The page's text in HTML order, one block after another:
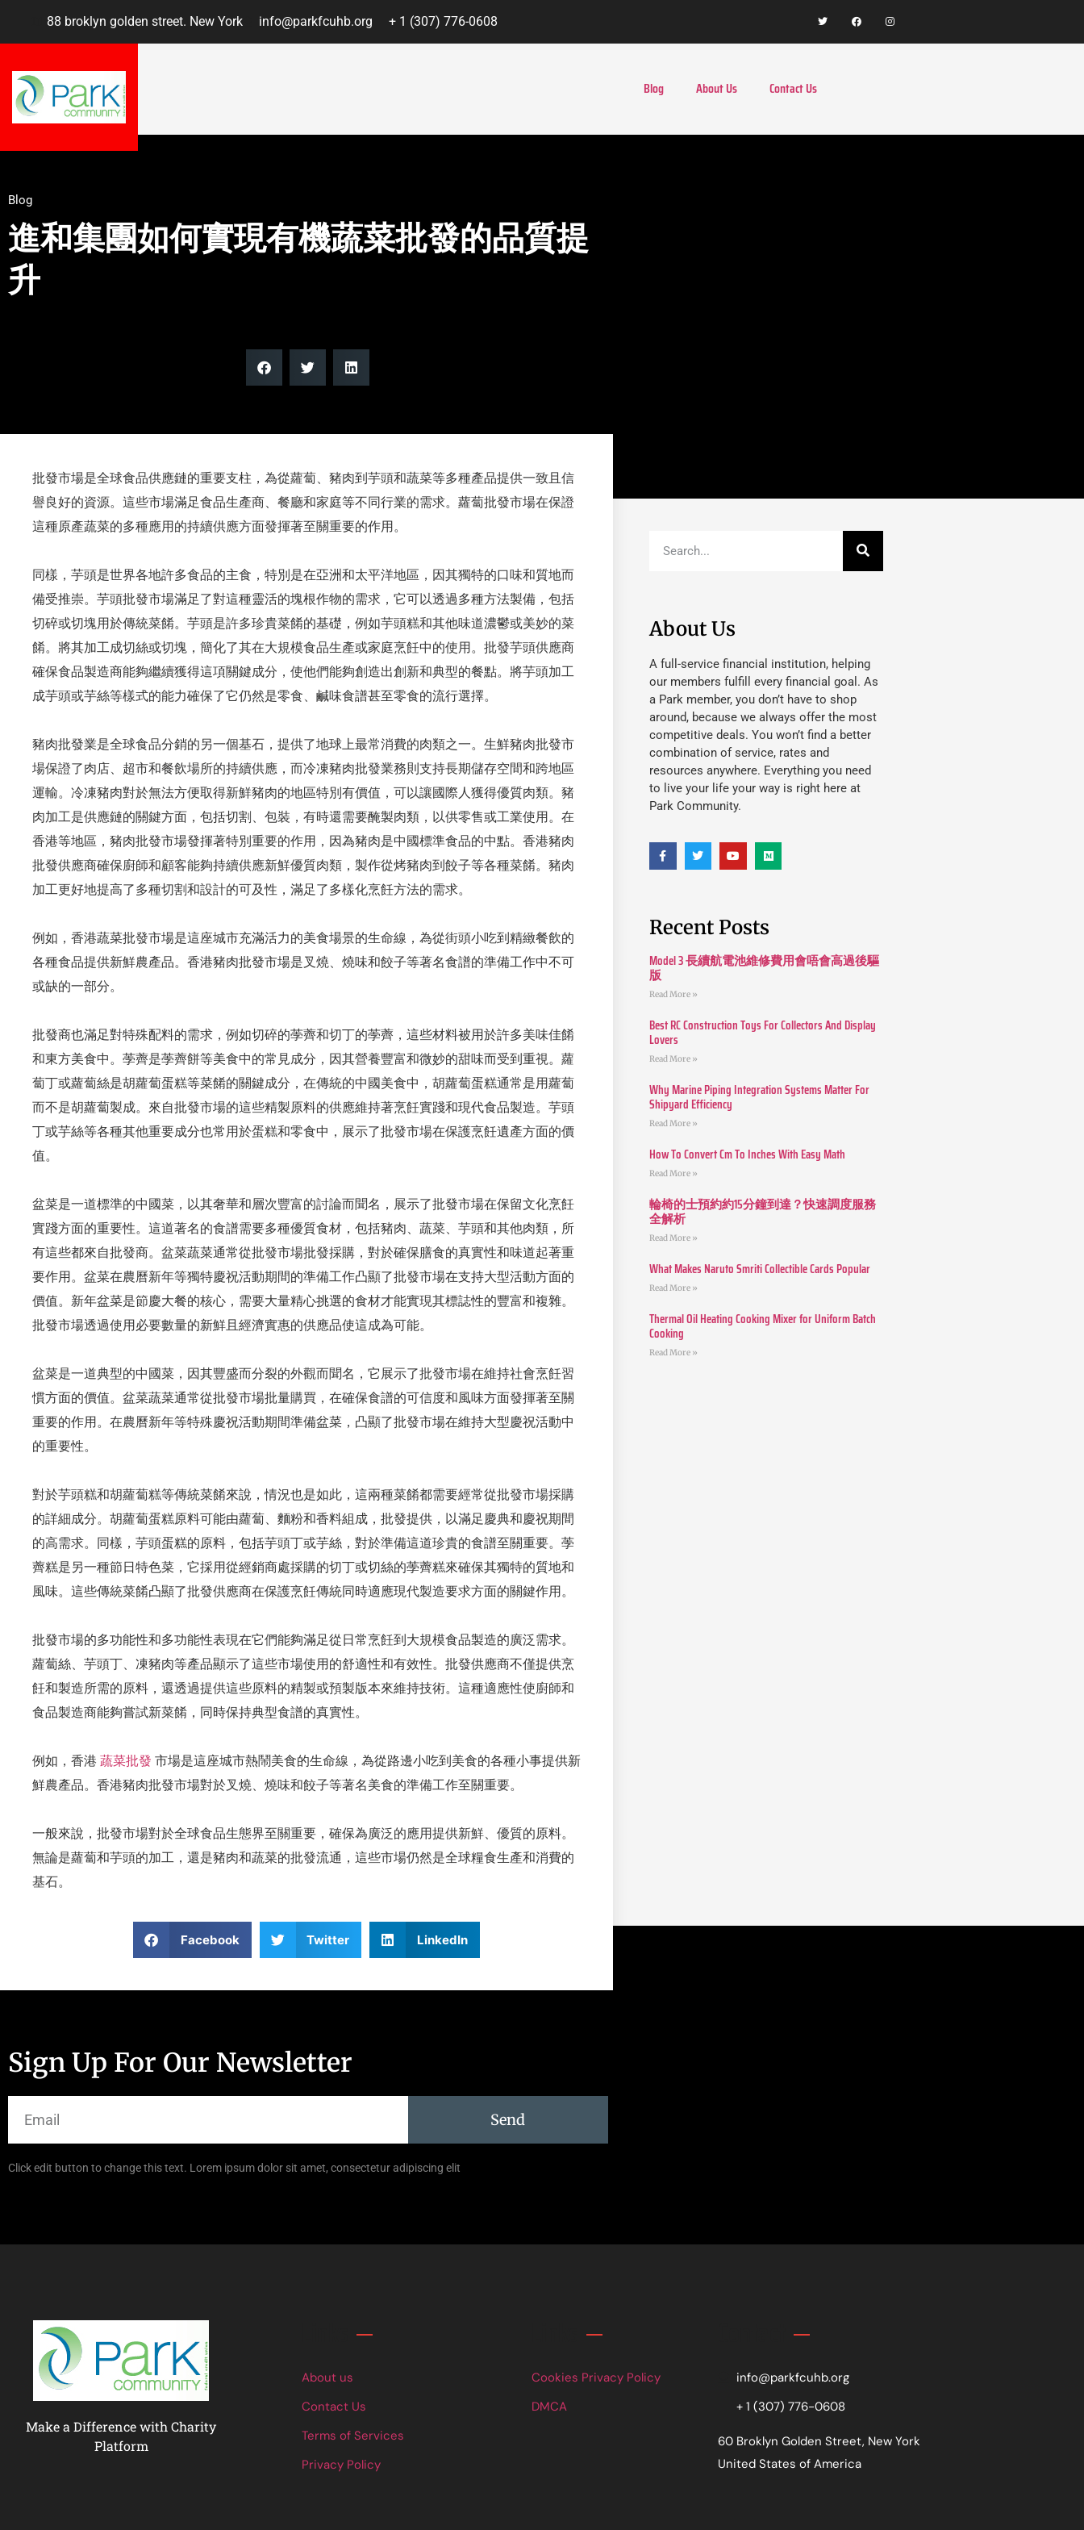
88 broklyn golden street. New York info@parkfcuhb.org + 1 (307) 776-0608
Blog About Us Contact Us
Blog
進和集團如何實現有機蔬菜批發的品質提
升
批發市場是全球食品供應鏈的重要支柱，為從蘿蔔、豬肉到芋頭和蔬菜等多種產品提供一致且信
譽良好的資源。這些市場滿足食品生產商、餐廳和家庭等不同行業的需求。蘿蔔批發市場在保證
這種原產蔬菜的多種應用的持續供應方面發揮著至關重要的作用。
同樣，芋頭是世界各地許多食品的主食，特別是在亞洲和太平洋地區，因其獨特的口味和質地而
備受推崇。芋頭批發市場滿足了對這種靈活的塊根作物的需求，它可以透過多種方法製備，包括
切碎或切塊用於傳統菜餚。芋頭是許多珍貴菜餚的基礎，例如芋頭糕和其他味道濃鬱或美妙的菜
餚。將其加工成切絲或切塊，簡化了其在大規模食品生產或家庭烹飪中的使用。批發芋頭供應商
確保食品製造商能夠繼續獲得這項關鍵成分，使他們能夠創造出創新和典型的餐點。將芋頭加工
成芋頭或芋絲等樣式的能力確保了它仍然是零食、鹹味食譜甚至零食的流行選擇。
豬肉批發業是全球食品分銷的另一個基石，提供了地球上最常消費的肉類之一。生鮮豬肉批發市
場保證了肉店、超市和餐飲場所的持續供應，而冷凍豬肉批發業務則支持長期儲存空間和跨地區
運輸。冷凍豬肉對於無法方便取得新鮮豬肉的地區特別有價值，可以讓國際人獲得優質肉類。豬
肉加工是供應鏈的關鍵方面，包括切割、包裝，有時還需要醃製肉類，以供零售或工業使用。在
香港等地區，豬肉批發市場發揮著特別重要的作用，因為豬肉是中國標準食品的中點。香港豬肉
批發供應商確保廚師和顧客能夠持續供應新鮮優質肉類，製作從烤豬肉到餃子等各種菜餚。豬肉
加工更好地提高了多種切割和設計的可及性，滿足了多樣化烹飪方法的需求。
例如，香港蔬菜批發市場是這座城市充滿活力的美食場景的生命線，為從街頭小吃到精緻餐飲的
各種食品提供新鮮農產品。香港豬肉批發市場是叉燒、燒味和餃子等著名食譜的準備工作中不可
或缺的一部分。
批發商也滿足對特殊配料的需求，例如切碎的荸薺和切丁的荸薺，這些材料被用於許多美味佳餚
和東方美食中。荸薺是荸薺餅等美食中的常見成分，因其營養豐富和微妙的甜味而受到重視。蘿
蔔丁或蘿蔔絲是胡蘿蔔蛋糕等菜餚的關鍵成分，在傳統的中國美食中，胡蘿蔔蛋糕通常是用蘿蔔
而不是胡蘿蔔製成。來自批發市場的這些精製原料的供應維持著烹飪實踐和現代食品製造。芋頭
丁或芋絲等各種其他重要成分也常用於蛋糕和零食中，展示了批發市場在保護烹飪遺產方面的價
值。
盆菜是一道標準的中國菜，以其奢華和層次豐富的討論而聞名，展示了批發市場在保留文化烹飪
實踐方面的重要性。這道著名的食譜需要多種優質食材，包括豬肉、蔬菜、芋頭和其他肉類，所
有這些都來自批發商。盆菜蔬菜通常從批發市場批發採購，對於確保膳食的真實性和味道起著重
要作用。盆菜在農曆新年等獨特慶祝活動期間的準備工作凸顯了批發市場在支持大型活動方面的
價值。新年盆菜是節慶大餐的核心，需要大量精心挑選的食材才能實現其標誌性的豐富和複雜。
批發市場透過使用必要數量的新鮮且經濟實惠的供應品使這成為可能。
盆菜是一道典型的中國菜，因其豐盛而分裂的外觀而聞名，它展示了批發市場在維持社會烹飪習
慣方面的價值。盆菜蔬菜通常從批發市場批量購買，在確保食譜的可信度和風味方面發揮著至關
重要的作用。在農曆新年等特殊慶祝活動期間準備盆菜，凸顯了批發市場在維持大型慶祝活動中
的重要性。
對於芋頭糕和胡蘿蔔糕等傳統菜餚來說，情況也是如此，這兩種菜餚都需要經常從批發市場採購
的詳細成分。胡蘿蔔蛋糕原料可能由蘿蔔、麵粉和香料組成，批發提供，以滿足慶典和慶祝期間
的高需求。同樣，芋頭蛋糕的原料，包括芋頭丁或芋絲，對於準備這道珍貴的食譜至關重要。荸
薺糕是另一種節日特色菜，它採用從經銷商處採購的切丁或切絲的荸薺糕來確保其獨特的質地和
風味。這些傳統菜餚凸顯了批發供應商在保護烹飪傳統同時適應現代製造要求方面的關鍵作用。
批發市場的多功能性和多功能性表現在它們能夠滿足從日常烹飪到大規模食品製造的廣泛需求。
蘿蔔絲、芋頭丁、凍豬肉等產品顯示了這些市場使用的舒適性和有效性。批發供應商不僅提供烹
飪和製造所需的原料，還透過提供這些原料的精製或預製版本來維持技術。這種適應性使廚師和
食品製造商能夠嘗試新菜餚，同時保持典型食譜的真實性。
例如，香港 蔬菜批發 市場是這座城市熱鬧美食的生命線，為從路邊小吃到美食的各種小事提供新
鮮農產品。香港豬肉批發市場對於叉燒、燒味和餃子等著名美食的準備工作至關重要。
一般來說，批發市場對於全球食品生態界至關重要，確保為廣泛的應用提供新鮮、優質的原料。
無論是蘿蔔和芋頭的加工，還是豬肉和蔬菜的批發流通，這些市場仍然是全球糧食生產和消費的
基石。
Facebook Twitter LinkedIn
About Us
A full-service financial institution, helping
our members fulfill every financial goal. As
a Park member, you don’t have to shop
around, because we always offer the most
competitive deals. You won’t find a better
combination of service, rates and
resources anywhere. Everything you need
to live your life your way is right here at
Park Community.
Recent Posts
Model 3 長續航電池維修費用會唔會高過後驅
版
Read More »
Best RC Construction Toys For Collectors And Display
Lovers
Read More »
Why Marine Piping Integration Systems Matter For
Shipyard Efficiency
Read More »
How To Convert Cm To Inches With Easy Math
Read More »
輪椅的士預約約15分鐘到達？快速調度服務
全解析
Read More »
What Makes Naruto Smriti Collectible Cards Popular
Read More »
Thermal Oil Heating Cooking Mixer for Uniform Batch
Cooking
Read More »
Sign Up For Our Newsletter
Send
Click edit button to change this text. Lorem ipsum dolor sit amet, consectetur adipiscing elit
Make a Difference with Charity
Platform
About us
Contact Us
Terms of Services
Privacy Policy
Cookies Privacy Policy
DMCA
info@parkfcuhb.org
+ 1 (307) 776-0608
60 Broklyn Golden Street, New York
United States of America